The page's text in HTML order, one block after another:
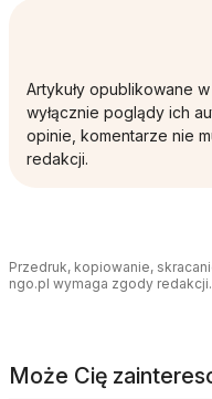
Artykuły opublikowane
wyłącznie poglądy ich
opinie, komentarze nie
redakcji.
Przedruk, kopiowanie,
ngo.pl wymaga zgody redakcji.
Może Cię